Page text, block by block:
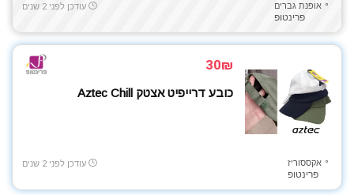
אופנת גברים
פרינטופ
עודכן לפני 2 שנים
30₪
כובע דרייפיט אצטק Aztec Chill
אקססוריז
פרינטופ
עודכן לפני 2 שנים